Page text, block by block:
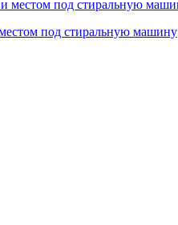
под стиральную машину